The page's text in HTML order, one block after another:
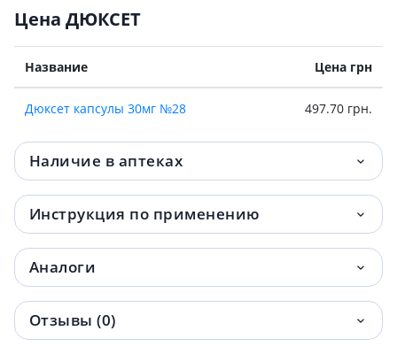
Цена ДЮКСЕТ
Название Цена грн
Дюксет капсулы 30мг №28 497.70 грн.
Наличие в аптеках
Инструкция по применению
Аналоги
Отзывы (0)